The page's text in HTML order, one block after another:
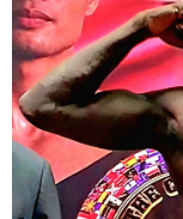
Và biết đâu anh ấy
Chúng ta sẽ có câu